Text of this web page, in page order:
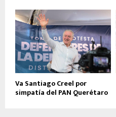
Va Santiago Creel por
simpatía del PAN Querétaro